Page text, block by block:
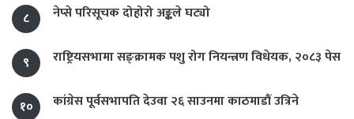
८ नेप्से परिसूचक दोहोरो अङ्कले घट्यो
९ राष्ट्रियसभामा सङ्क्रामक पशु रोग नियन्त्रण विधेयक, २०८३ पेस
१० कांग्रेस पूर्वसभापति देउवा २६ साउनमा काठमाडौं उत्रिने